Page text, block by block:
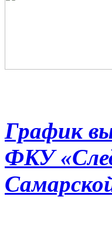
График
ФКУ